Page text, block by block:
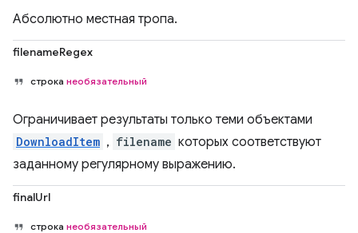
Абсолютно местная тропа.
filenameRegex
строка необязательный
Ограничивает результаты только теми объектами
DownloadItem , filename которых соответствуют
заданному регулярному выражению.
finalUrl
строка необязательный